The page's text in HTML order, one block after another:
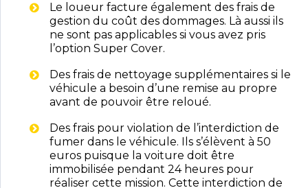
Le loueur facture également des frais de
gestion du coût des dommages. Là aussi ils
ne sont pas applicables si vous avez pris
l’option Super Cover.
Des frais de nettoyage supplémentaires si le
véhicule a besoin d’une remise au propre
avant de pouvoir être reloué.
Des frais pour violation de l’interdiction de
fumer dans le véhicule. Ils s’élèvent à 50
euros puisque la voiture doit être
immobilisée pendant 24 heures pour
réaliser cette mission. Cette interdiction de